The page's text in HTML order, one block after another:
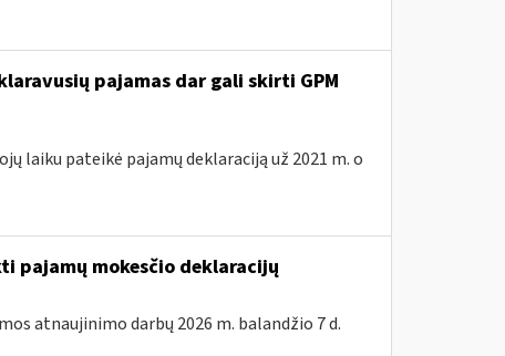
pajamas dar gali skirti GPM
laiku pateikė pajamų deklaraciją už 2021 m. o
pajamų mokesčio deklaracijų
atnaujinimo darbų 2026 m. balandžio 7 d.